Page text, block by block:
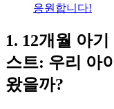
응원합니다!
1. 12개월 아기
스트: 우리 아
왔을까?